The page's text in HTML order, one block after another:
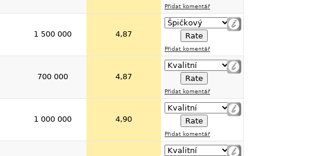
Přidat komentář
1 500 000 4,87
Přidat komentář
700 000 4,87
Přidat komentář
1 000 000 4,90
Přidat komentář